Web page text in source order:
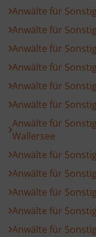
Anwälte für
Anwälte für
Anwälte für
Anwälte für
Anwälte für
Anwälte für
Anwälte für
Wallersee
Anwälte für
Anwälte für
Anwälte für
Anwälte für
Anwälte für